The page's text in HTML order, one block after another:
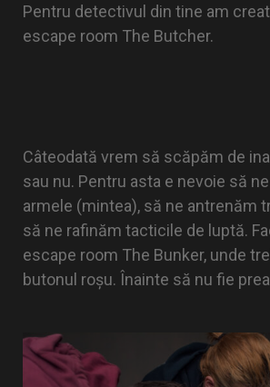
Pentru detectivul din tine am
escape room The Butcher.
Câteodată vrem să scăpăm de
sau nu. Pentru asta e nevoie să
armele (mintea), să ne antrenăm
să ne rafinăm tacticile de luptă.
escape room The Bunker, unde
butonul roșu. Înainte să nu fie